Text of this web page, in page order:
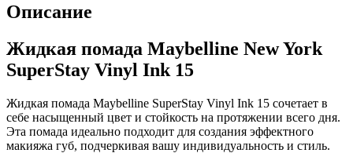
Описание
Жидкая помада Maybelline New York
SuperStay Vinyl Ink 15
Жидкая помада Maybelline SuperStay Vinyl Ink 15 сочетает в
себе насыщенный цвет и стойкость на протяжении всего дня.
Эта помада идеально подходит для создания эффектного
макияжа губ, подчеркивая вашу индивидуальность и стиль.